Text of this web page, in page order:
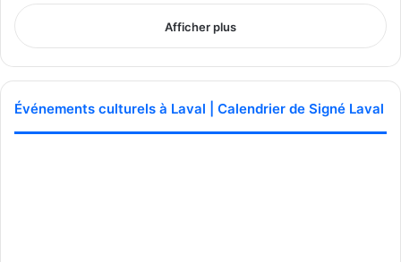
Afficher plus
Événements culturels à Laval | Calendrier de Signé Laval